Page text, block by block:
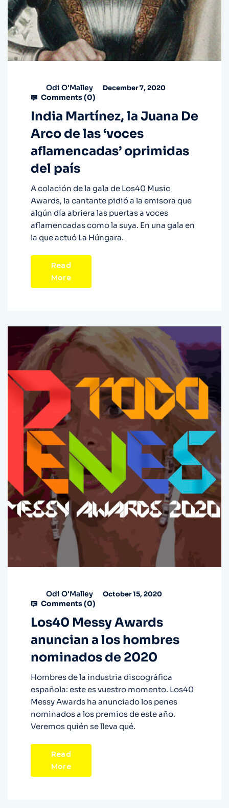
Odi O'Malley December 7, 2020
Comments (0)
India Martínez, la Juana De
Arco de las ‘voces
aflamencadas’ oprimidas
del país
A colación de la gala de Los40 Music
Awards, la cantante pidió a la emisora que
algún día abriera las puertas a voces
aflamencadas como la suya. En una gala en
la que actuó La Húngara.
Read
More
Odi O'Malley October 15, 2020
Comments (0)
Los40 Messy Awards
anuncian a los hombres
nominados de 2020
Hombres de la industria discográfica
española: este es vuestro momento. Los40
Messy Awards ha anunciado los penes
nominados a los premios de este año.
Veremos quién se lleva qué.
Read
More